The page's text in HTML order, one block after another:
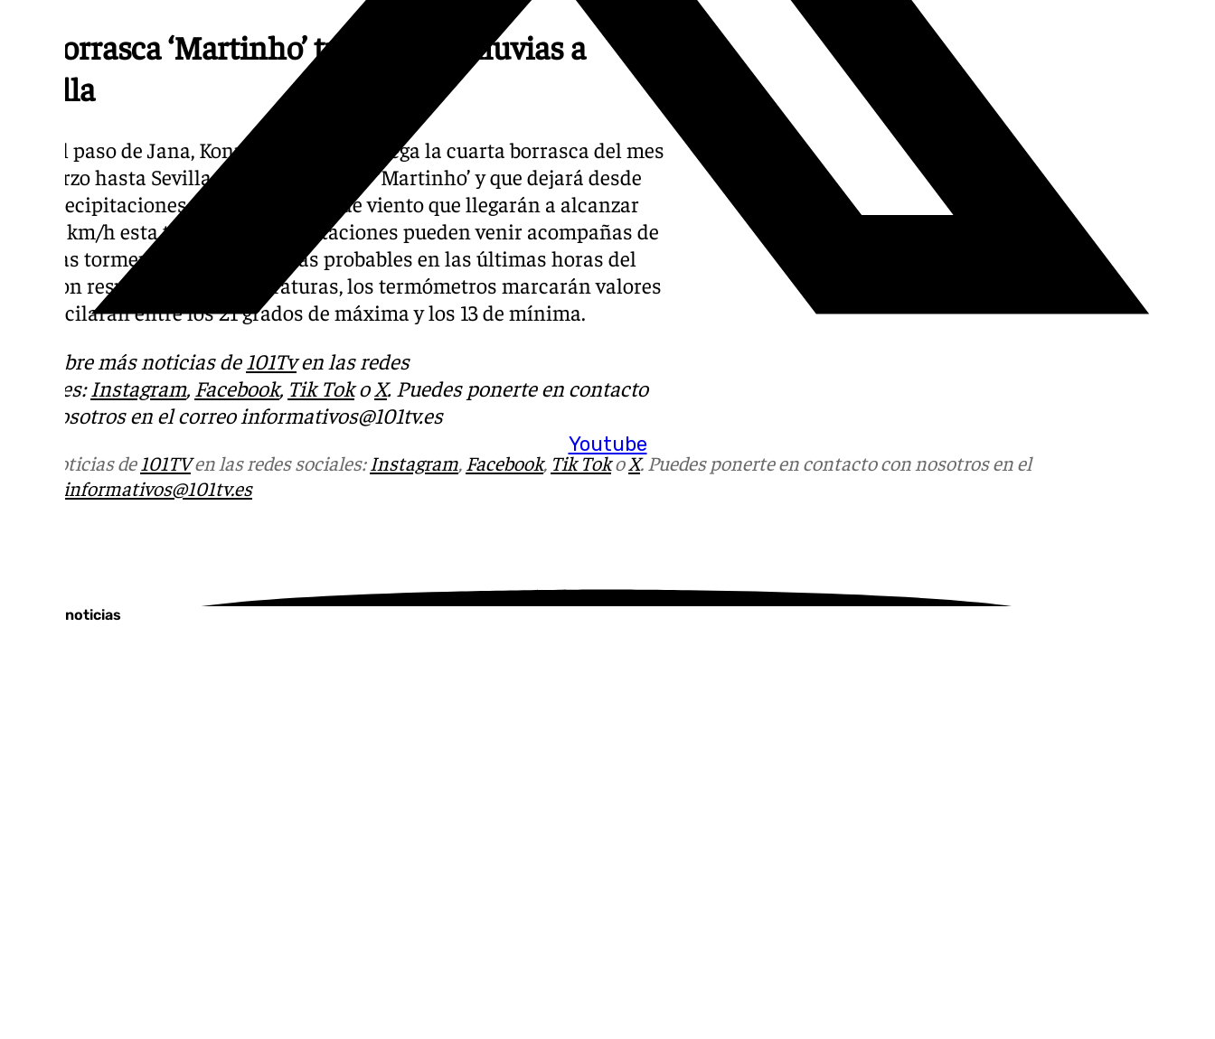
Youtube
La borrasca ‘Martinho’ trae nuevas lluvias a
Sevilla
Tras el paso de Jana, Konrad y Laurence, llega la cuarta borrasca del mes
de marzo hasta Sevilla con el nombre de ‘Martinho’ y que dejará desde
hoy precipitaciones y fuertes rachas de viento que llegarán a alcanzar
los 40 km/h esta tarde. Las precipitaciones pueden venir acompañas de
algunas tormentas, que serán mas probables en las últimas horas del
día. Con respecto a las temperaturas, los termómetros marcarán valores
que oscilarán entre los 21 grados de máxima y los 13 de mínima.
Descubre más noticias de 101Tven las redes
sociales:Instagram, Facebook, Tik TokoX. Puedes ponerte en contacto
con nosotros en el correo informativos@101tv.es
Más noticias de101TVen las redes sociales:Instagram, Facebook, Tik TokoX. Puedes ponerte en contacto con nosotros en el
informativos@101tv.es
Últimas noticias